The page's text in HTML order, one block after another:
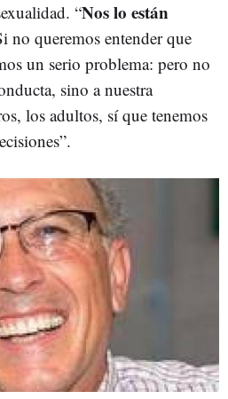
“Nos lo están
no queremos entender que
un serio problema: pero no
sino a nuestra
los adultos, sí que tenemos